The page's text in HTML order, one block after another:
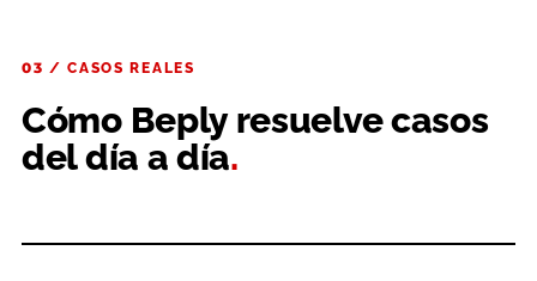
03 / CASOS REALES
Cómo Beply resuelve casos
del día a día.